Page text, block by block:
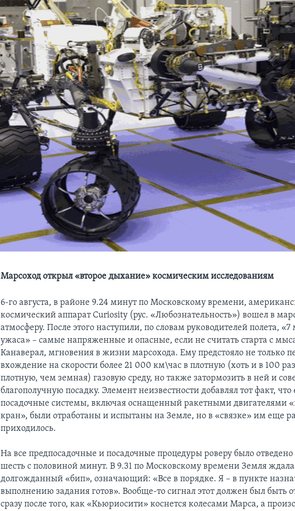
Марсоход открыл «второе дыхание» космическим исследованиям
6-го августа, в районе 9.24 минут по Московскому времени,
космический аппарат Curiosity (рус. «Любознательность») вошел в
атмосферу. После этого наступили, по словам руководителей полета,
ужаса» – самые напряженные и опасные, если не считать старта с
Канаверал, мгновения в жизни марсохода. Ему предстояло не только
вхождение на скорости более 21 000 км\час в плотную (хоть и в 100
плотную, чем земная) газовую среду, но также затормозить в ней и
благополучную посадку. Элемент неизвестности добавлял тот факт, что
посадочные системы, включая оснащенный ракетными двигателями
кран», были отработаны и испытаны на Земле, но в «связке» им еще
приходилось.
На все предпосадочные и посадочные процедуры роверу было отведено
шесть с половиной минут. В 9.31 по Московскому времени Земля ждала
долгожданный «бип», означающий: «Все в порядке. Я – в пункте
выполнению задания готов». Вообще-то сигнал этот должен был быть
сразу после того, как «Кьюриосити» коснется колесами Марса, а